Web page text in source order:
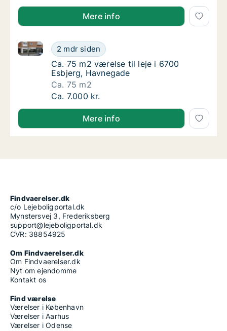
Mere info
Ca. 75 m2 værelse til leje i 6700 Esbjerg,
2 mdr siden
Ca. 75 m2 værelse til leje i 6700 Esbjerg, Havnegade
Ca. 75 m2 værelse til leje i 6700 Esbjerg,
Ca. 75 m2 værelse til leje i 6700
Esbjerg, Havnegade
Ca. 75 m2
Ca. 75 m2 værelse til leje i 6700 Esbjerg,
Ca. 7.000 kr.
Mere info
Findvaerelser.dk
c/o Lejeboligportal.dk
Mynstersvej 3, Frederiksberg
support@lejeboligportal.dk
CVR: 38854925
Om Findvaerelser.dk
Om Findvaerelser.dk
Nyt om ejendomme
Kontakt os
Find værelse
Værelser i København
Værelser i Aarhus
Værelser i Odense